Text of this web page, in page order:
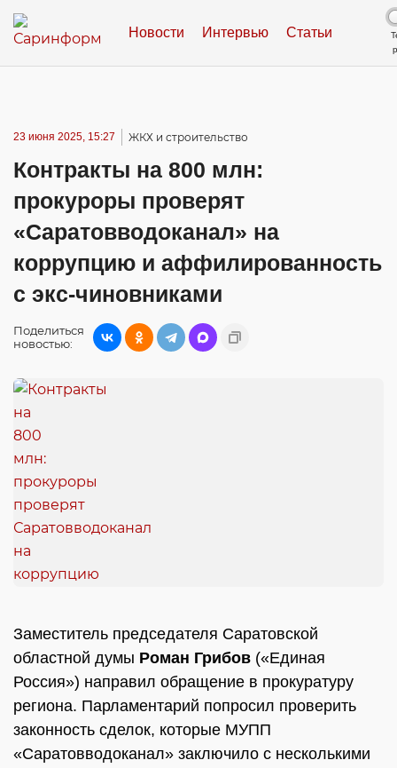
Новости Интервью Статьи
23 июня 2025, 15:27 ЖКХ и строительство
Контракты на 800 млн:
прокуроры проверят
«Саратовводоканал» на
коррупцию и аффилированность
с экс-чиновниками
Поделиться
новостью:
Заместитель председателя Саратовской
областной думы Роман Грибов («Единая
Россия») направил обращение в прокуратуру
региона. Парламентарий попросил проверить
законность сделок, которые МУПП
«Саратовводоканал» заключило с несколькими